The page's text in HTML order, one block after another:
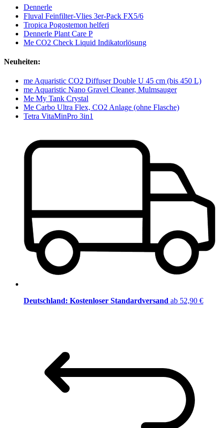
Dennerle
Fluval Feinfilter-Vlies 3er-Pack FX5/6
Tropica Pogostemon helferi
Dennerle Plant Care P
Me CO2 Check Liquid Indikatorlösung
Neuheiten:
me Aquaristic CO2 Diffuser Double U 45 cm (bis 450 L)
me Aquaristic Nano Gravel Cleaner, Mulmsauger
Me My Tank Crystal
Me Carbo Ultra Flex, CO2 Anlage (ohne Flasche)
Tetra VitaMinPro 3in1
Deutschland: Kostenloser Standardversand ab 52,90 €